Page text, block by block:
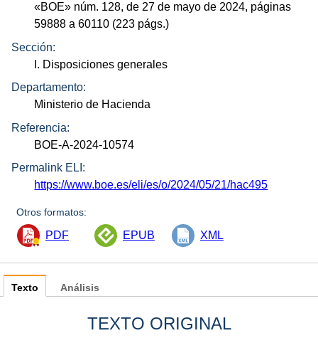
«BOE» núm. 128, de 27 de mayo de 2024, páginas
59888 a 60110 (223 págs.)
Sección:
I. Disposiciones generales
Departamento:
Ministerio de Hacienda
Referencia:
BOE-A-2024-10574
Permalink ELI:
https://www.boe.es/eli/es/o/2024/05/21/hac495
Otros formatos:
PDF EPUB XML
Texto
TEXTO ORIGINAL
Análisis